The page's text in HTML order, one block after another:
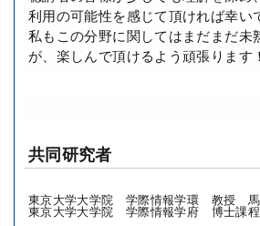
利用の可能性を感じて頂ければ幸い
私もこの分野に関してはまだまだ未
が、楽しんで頂けるよう頑張ります！
共同研究者
東京大学大学院 学際情報学環 教授
東京大学大学院 学際情報学府 博士